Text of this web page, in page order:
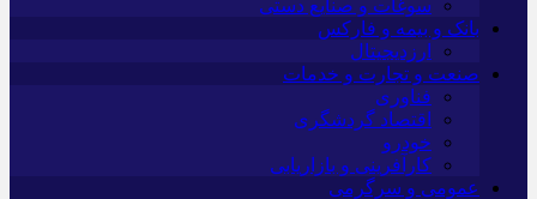
سوغات و صنایع دستی
بانک و بیمه و فارکس
ارزدیجیتال
صنعت و تجارت و خدمات
فناوری
اقتصاد گردشگری
خودرو
کارآفرینی و بازاریابی
عمومی و سرگرمی